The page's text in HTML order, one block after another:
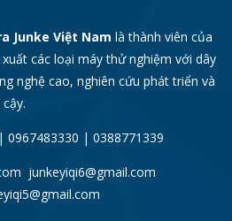
Junke Việt Nam là thành viên của
xuất các loại máy thử nghiệm với dây
nghệ cao, nghiên cứu phát triển và
0967483330 | 0388771339
junkeyiqi6@gmail.com